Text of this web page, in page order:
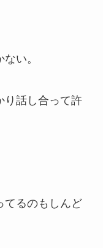
い。
り話し合って許
てるのもしんど